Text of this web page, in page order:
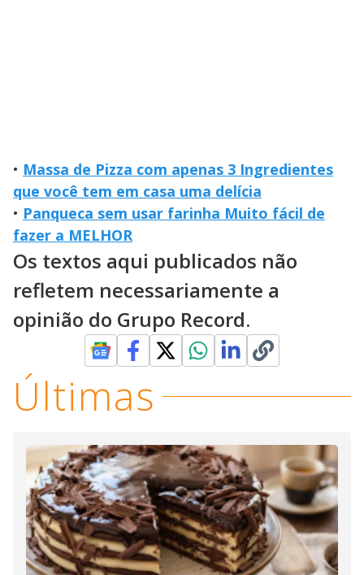
• Massa de Pizza com apenas 3 Ingredientes
que você tem em casa uma delícia
• Panqueca sem usar farinha Muito fácil de
fazer a MELHOR
Os textos aqui publicados não
refletem necessariamente a
opinião do Grupo Record.
Últimas